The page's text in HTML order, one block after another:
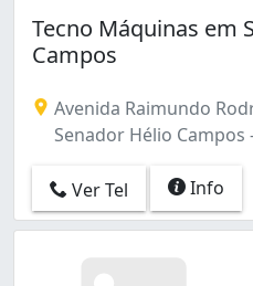
Tecno Máquinas em
Campos
Avenida Raimundo
Senador Hélio Campos
Ver Tel Info